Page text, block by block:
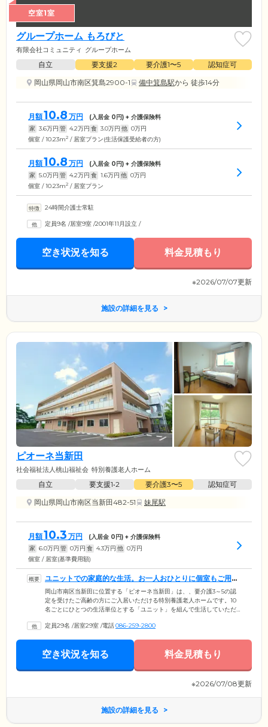
空室1室
グループホーム もろびと
有限会社コミュニティ グループホーム
自立 要支援2 要介護1〜5
認知症可
岡山県岡山市南区箕島2900-1
備中箕島駅から 徒歩14分
月額10.8 万円 (入居金 0円) + 介護保険料
家 3.6万円 管 4.2万円 食 3.0万円 他 0万円
個室 / 10.23m2 / 居室プラン(生活保護受給者の方)
月額10.8 万円 (入居金 0円) + 介護保険料
家 5.0万円 管 4.2万円 食 1.6万円 他 0万円
個室 / 10.23m2 / 居室プラン
24時間介護士常駐
定員9名 /居室9室 /2001年11月設立 /
空き状況を知る 料金見積もり
※2026/07/07更新
施設の詳細を見る
ピオーネ当新田
社会福祉法人桃山福祉会 特別養護老人ホーム
自立 要支援1•2 要介護3〜5
認知症可
岡山県岡山市南区当新田482-51
妹尾駅
月額10.3 万円 (入居金 0円) + 介護保険料
家 6.0万円 管 0万円 食 4.3万円 他 0万円
個室 / 居室(基準費用額)
ユニットでの家庭的な生活。お一人おひとりに個室もご用意
しています
岡山市南区当新田に位置する「ピオーネ当新田」は、、要介護3～5の認
定を受けたご高齢の方にご入居いただける特別養護老人ホームです。10
名ごとにひとつの生活単位とする「ユニット」を組んで生活していただ
り、本当の家族のように生活しています。ご入居のみなさまがお住まい
で、ユニットでの生活のなかでもおひとりの時間を大切にしていただけ
ます。さらに、建物内はバリアフリー設計ですので、足腰の弱い方もご
定員29名 /居室29室 /電話086-259-2800
空き状況を知る 料金見積もり
※2026/07/08更新
施設の詳細を見る